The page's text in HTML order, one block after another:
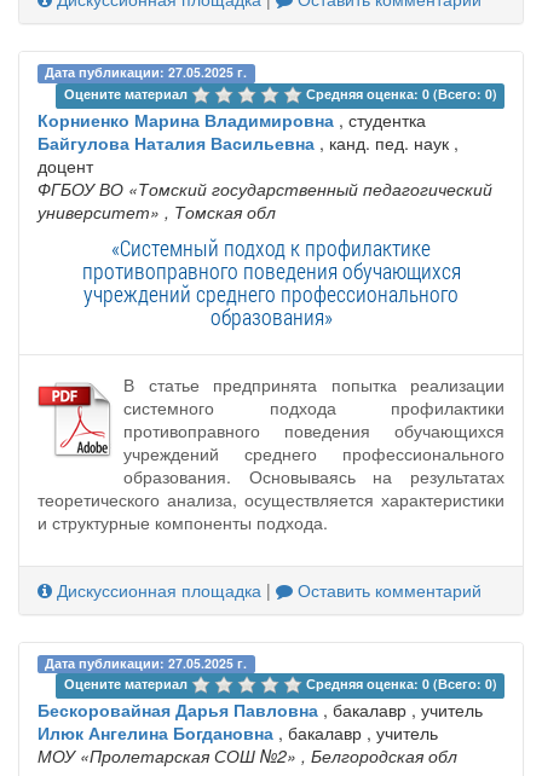
Дата публикации: 27.05.2025 г.
Оцените материал
Средняя оценка: 0 (Всего: 0)
Корниенко Марина Владимировна , студентка
Байгулова Наталия Васильевна , канд. пед. наук ,
доцент
ФГБОУ ВО «Томский государственный педагогический
университет» , Томская обл
«Системный подход к профилактике
противоправного поведения обучающихся
учреждений среднего профессионального
образования»
В статье предпринята попытка реализации
системного подхода профилактики
противоправного поведения обучающихся
учреждений среднего профессионального
образования. Основываясь на результатах
теоретического анализа, осуществляется характеристики
и структурные компоненты подхода.
Дискуссионная площадка | Оставить комментарий
Дата публикации: 27.05.2025 г.
Оцените материал
Средняя оценка: 0 (Всего: 0)
Бескоровайная Дарья Павловна , бакалавр , учитель
Илюк Ангелина Богдановна , бакалавр , учитель
МОУ «Пролетарская СОШ №2» , Белгородская обл